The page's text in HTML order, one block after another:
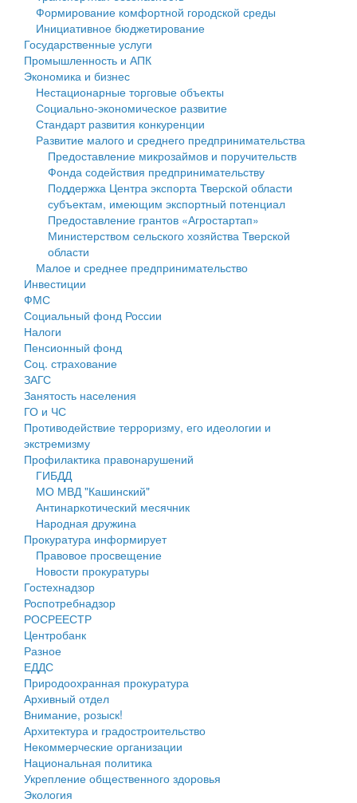
Государственные услуги
Промышленность и АПК
Экономика и бизнес
Символика
Устав
Гостям округа
Туризм
Культура
Образование
Здравоохранение
Социальная защита
Фотоальбом
муниципального округа Тверской области
Администрация Кашинского муниципального округа
Тверской области
Управление сельскими территориями
Открытые данные
Работа с обращениями граждан
Муниципальный контроль
Муниципальные услуги
Проекты административных регламентов
Антимонопольный комплаенс
Противодействие коррупции
Финансовое управление
Бюджет для граждан
Имущество
Выявление правообладателей ранее учтенных
объектов недвижимости
Имущественная поддержка субъектов малого и
среднего предпринимательства
Информационная поддержка субъектов малого и
среднего предпринимательства
Муниципальные программы
Контрольно-счетная палата
Персональные данные
Оценка регулирующего воздействия
Деятельность МУ
Нормативы градостроительного проектирования
Правила землепользования и застройки
Генеральные планы
Проекты планировки территории
Собрание депутатов
Городское поселение
Сельские поселения
Формирование комфортной городской среды
Инициативное бюджетирование
Государственные услуги
Промышленность и АПК
Экономика и бизнес
Нестационарные торговые объекты
Социально-экономическое развитие
Стандарт развития конкуренции
Развитие малого и среднего предпринимательства
Предоставление микрозаймов и поручительств
Фонда содействия предпринимательству
Поддержка Центра экспорта Тверской области
субъектам, имеющим экспортный потенциал
Предоставление грантов «Агростартап»
Министерством сельского хозяйства Тверской
области
Малое и среднее предпринимательство
Инвестиции
ФМС
Социальный фонд России
Налоги
Пенсионный фонд
Соц. страхование
ЗАГС
Занятость населения
ГО и ЧС
Противодействие терроризму, его идеологии и
экстремизму
Профилактика правонарушений
ГИБДД
МО МВД "Кашинский"
Антинаркотический месячник
Народная дружина
Прокуратура информирует
Правовое просвещение
Новости прокуратуры
Гостехнадзор
Роспотребнадзор
РОСРЕЕСТР
Центробанк
Разное
ЕДДС
Природоохранная прокуратура
Архивный отдел
Внимание, розыск!
Архитектура и градостроительство
Некоммерческие организации
Национальная политика
Укрепление общественного здоровья
Экология